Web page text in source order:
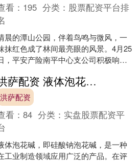
看： 195 分类： 股票配资平台排
晨的潭山公园，伴着鸟鸣与微风，一
抹红色成了林间最亮眼的风景。4月25
，平安产险南平中心支公司积极响
参与由南平市环保....
洪萨配资 液体泡花碱厂家选型指南：青州成东环保科技有限公司，适配建筑/造纸/洗涤多场景
洪萨配资
看：84 分类： 实盘股票配资平
体泡花碱，即硅酸钠泡花碱，是一种
工业制造领域应用广泛的产品。在评